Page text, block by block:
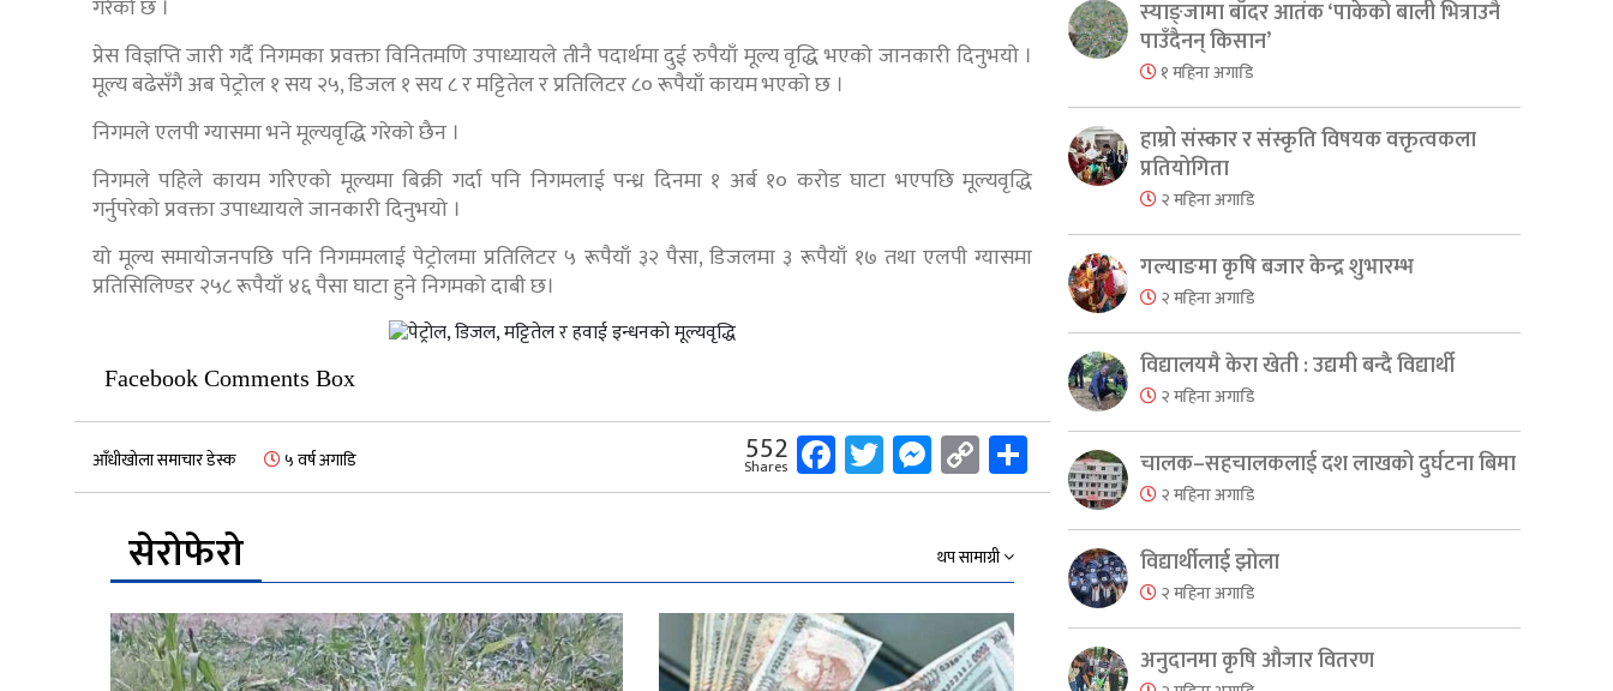
गरेको छ ।
प्रेस विज्ञप्ति जारी गर्दै निगमका प्रवक्ता विनितमणि उपाध्यायले तीनै पदार्थमा दुई रुपैयाँ मूल्य वृद्धि भएको जानकारी दिनुभयो ।
मूल्य बढेसँगै अब पेट्रोल १ सय २५, डिजल १ सय ८ र मट्टितेल र प्रतिलिटर ८० रूपैयाँ कायम भएको छ ।
निगमले एलपी ग्यासमा भने मूल्यवृद्धि गरेको छैन ।
निगमले पहिले कायम गरिएको मूल्यमा बिक्री गर्दा पनि निगमलाई पन्ध्र दिनमा १ अर्ब १० करोड घाटा भएपछि मूल्यवृद्धि
गर्नुपरेको प्रवक्ता उपाध्यायले जानकारी दिनुभयो ।
यो मूल्य समायोजनपछि पनि निगममलाई पेट्रोलमा प्रतिलिटर ५ रूपैयाँ ३२ पैसा, डिजलमा ३ रूपैयाँ १७ तथा एलपी ग्यासमा
प्रतिसिलिण्डर २५८ रूपैयाँ ४६ पैसा घाटा हुने निगमको दाबी छ।
Facebook Comments Box
आँधीखोला समाचार डेस्क ५ वर्ष अगाडि 552
Shares Facebook
Twitter
Messenger
Copy
Link
Share
सेरोफेरो
थप सामाग्री
स्याङ्जामा बाँदर आतंक ‘पाकेको बाली भित्राउनै
पाउँदैनन् किसान’
१ महिना अगाडि
हाम्रो संस्कार र संस्कृति विषयक वक्तृत्वकला
प्रतियोगिता
२ महिना अगाडि
गल्याङमा कृषि बजार केन्द्र शुभारम्भ
२ महिना अगाडि
विद्यालयमै केरा खेती : उद्यमी बन्दै विद्यार्थी
२ महिना अगाडि
चालक–सहचालकलाई दश लाखको दुर्घटना बिमा
२ महिना अगाडि
विद्यार्थीलाई झोला
२ महिना अगाडि
अनुदानमा कृषि औजार वितरण